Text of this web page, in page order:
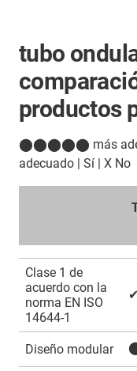
tubo
productos
⬤⬤⬤⬤⬤ más
adecuado | Sí | X No
Clase 1 de
acuerdo con la
norma EN ISO
14644-1
✔
Diseño modular